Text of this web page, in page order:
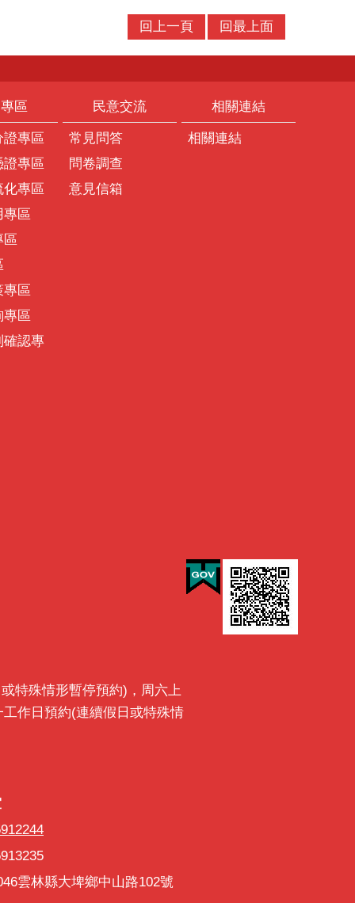
回上一頁 回最上面
區
證專區
證專區
化專區
專區
區
專區
專區
確認專
民意交流
常見問答
問卷調查
意見信箱
相關連結
相關連結
特殊情形暫停預約)，周六上
作日預約(連續假日或特殊情
雲林縣大埤鄉中山路102號